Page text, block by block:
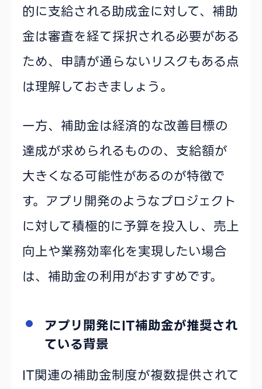
的に支給される助成金に対して、補助
金は審査を経て採択される必要がある
ため、申請が通らないリスクもある点
は理解しておきましょう。
一方、補助金は経済的な改善目標の
達成が求められるものの、支給額が
大きくなる可能性があるのが特徴で
す。アプリ開発のようなプロジェクト
に対して積極的に予算を投入し、売上
向上や業務効率化を実現したい場合
は、補助金の利用がおすすめです。
アプリ開発にIT補助金が推奨され
ている背景
IT関連の補助金制度が複数提供されて